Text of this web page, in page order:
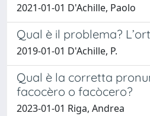
2021-01-01 D'Achille, Paolo
Qual è il problema?
2019-01-01 D'Achille, P.
Qual è la corretta
facocèro o facòcero?
2023-01-01 Riga, Andrea